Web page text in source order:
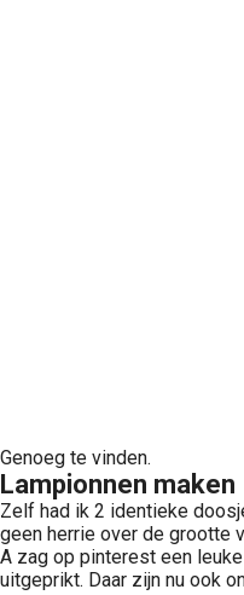
Genoeg te vinden.
Lampionnen maken
Zelf had ik 2 identieke
geen herrie over de grootte
A zag op pinterest een
uitgeprikt. Daar zijn nu ook